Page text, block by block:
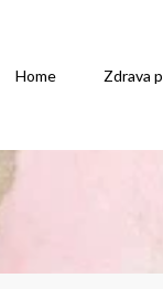
Home Zdrava